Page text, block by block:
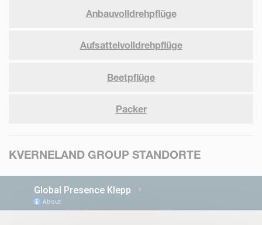
Anbauvolldrehpflüge
Aufsattelvolldrehpflüge
Beetpflüge
Packer
KVERNELAND GROUP STANDORTE